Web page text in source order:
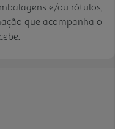
e/ou rótulos,
que acompanha o